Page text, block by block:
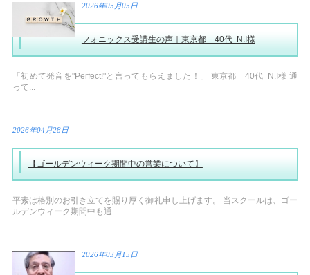
2026年05月05日
フォニックス受講生の声｜東京都 40代 N.I様
「初めて発音を"Perfect!"と言ってもらえました！」 東京都 40代 N.I様 通
って...
2026年04月28日
【ゴールデンウィーク期間中の営業について】
平素は格別のお引き立てを賜り厚く御礼申し上げます。 当スクールは、ゴー
ルデンウィーク期間中も通...
2026年03月15日